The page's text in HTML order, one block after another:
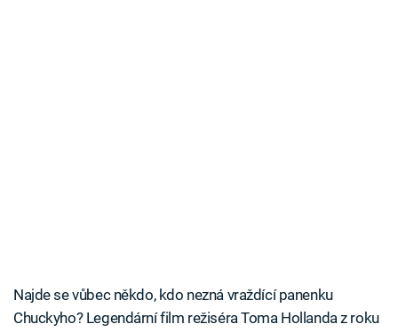
Najde se vůbec někdo, kdo nezná vraždící panenku
Chuckyho? Legendární film režiséra Toma Hollanda z roku